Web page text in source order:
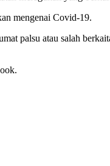
mengenai Covid-19.
palsu atau salah